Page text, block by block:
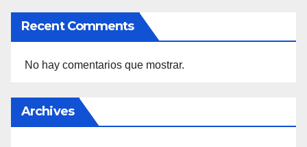
Recent Comments
No hay comentarios que mostrar.
Archives